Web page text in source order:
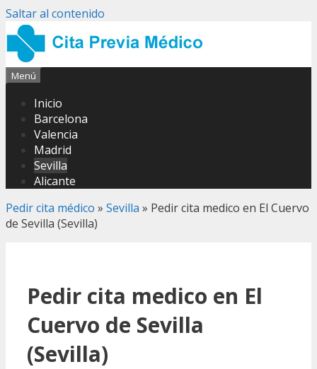
Saltar al contenido
Menú
Inicio
Barcelona
Valencia
Madrid
Sevilla
Alicante
Pedir cita médico » Sevilla » Pedir cita medico en El Cuervo
de Sevilla (Sevilla)
Pedir cita medico en El
Cuervo de Sevilla
(Sevilla)